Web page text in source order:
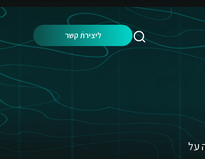
Search: ליצירת קשר
על